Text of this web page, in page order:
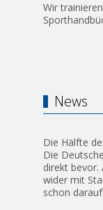
Wir
News
Die Hälfte
Die
direkt bevor.
wider mit
schon darauf!